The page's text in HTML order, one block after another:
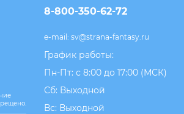
8-800-350-62-72
e-mail: sv@strana-fantasy.ru
График работы:
Пн-Пт: с 8:00 до 17:00 (МСК)
Сб: Выходной
Вс: Выходной